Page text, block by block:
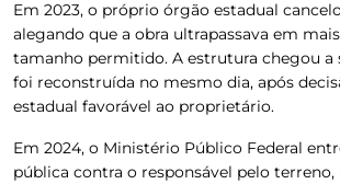
Em 2023, o próprio órgão estadual
alegando que a obra ultrapassava em
tamanho permitido. A estrutura chegou a
foi reconstruída no mesmo dia, após
estadual favorável ao proprietário.
Em 2024, o Ministério Público Federal
pública contra o responsável pelo terreno,